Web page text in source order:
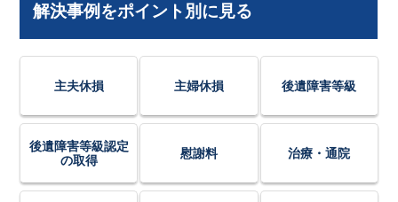
解決事例をポイント別に見る
主夫休損 主婦休損 後遺障害等級
後遺障害等級認定
の取得
慰謝料 治療・通院